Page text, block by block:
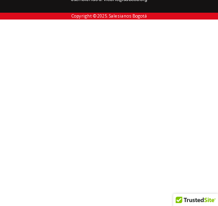
Copyright © 2025. Salesianos Bogotá